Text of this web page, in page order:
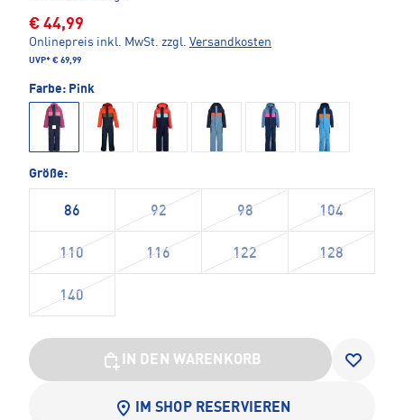
€ 44,99
Onlinepreis inkl. MwSt. zzgl. Versandkosten
UVP* € 69,99
Farbe: Pink
Größe:
86 92 98 104
110 116 122 128
140
IN DEN WARENKORB
IM SHOP RESERVIEREN